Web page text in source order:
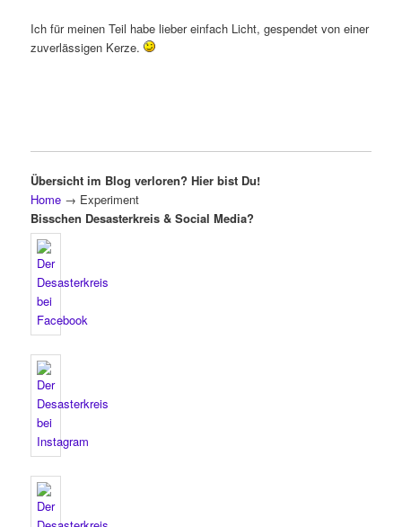
Ich für meinen Teil habe lieber einfach Licht, gespendet von einer
zuverlässigen Kerze.
Übersicht im Blog verloren? Hier bist Du!
Home → Experiment
Bisschen Desasterkreis & Social Media?